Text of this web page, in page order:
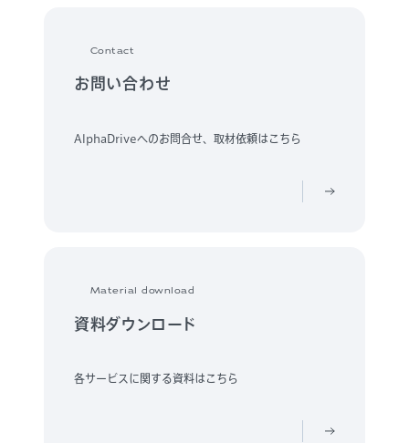
Contact
お問い合わせ
AlphaDriveへのお問合せ、取材依頼はこちら
Material download
資料ダウンロード
各サービスに関する資料はこちら